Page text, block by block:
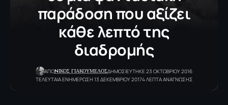
παράδοση που αξίζει
κάθε λεπτό της
διαδρομής
ΑΠΟNΙΚΟΣ ΓΙΑΚΟΥΜΕΛΟΣΔΗΜΟΣΙΕΥΤΗΚΕ 23 ΟΚΤΩΒΡΙΟΥ 2016
ΤΕΛΕΥΤΑΙΑ ΕΝΗΜΕΡΩΣΗ 13 ΔΕΚΕΜΒΡΙΟΥ 20174 ΛΕΠΤΑ ΑΝΑΓΝΩΣΗΣ